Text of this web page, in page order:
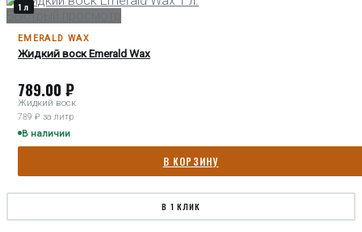
1 л
Быстрый просмотр
EMERALD WAX
Жидкий воск Emerald Wax
789.00 ₽
Жидкий воск
789 ₽ за литр
В наличии
В КОРЗИНУ
В 1 КЛИК